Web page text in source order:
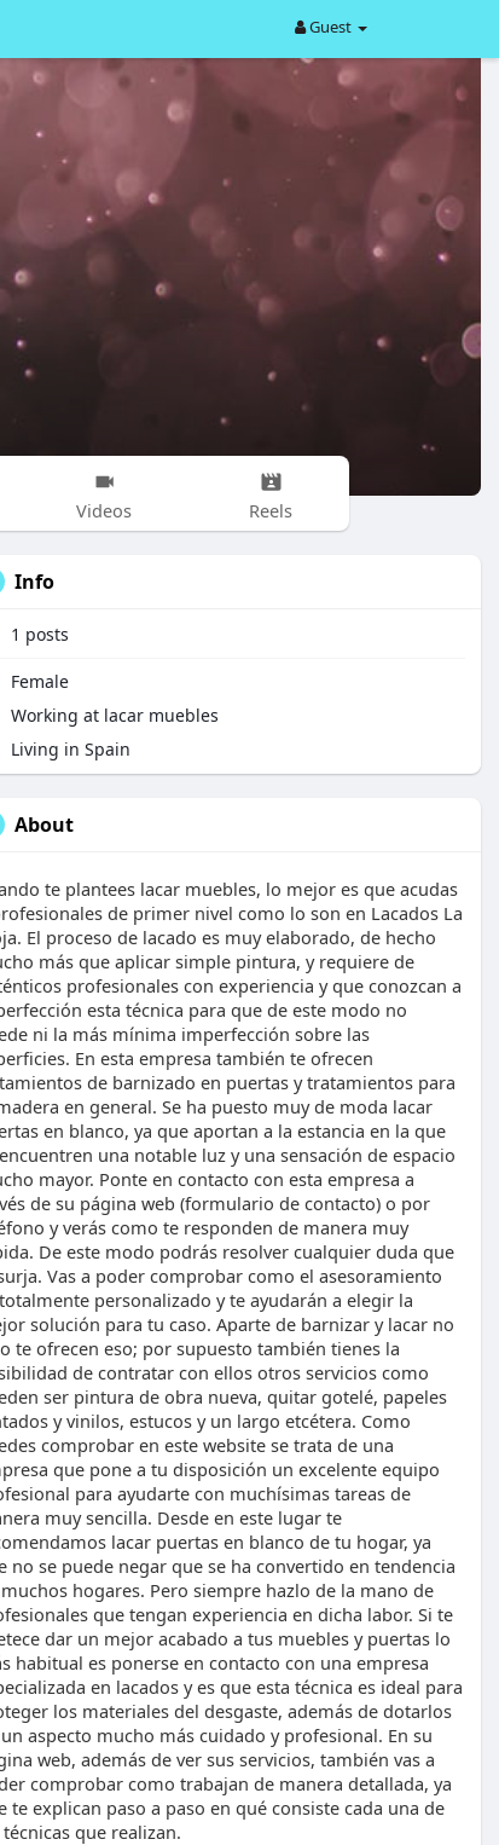
Guest
Videos Reels
Info
1 posts
Female
Working at lacar muebles
Living in Spain
About
te plantees lacar muebles, lo mejor es que acudas
de primer nivel como lo son en Lacados La
El proceso de lacado es muy elaborado, de hecho
más que aplicar simple pintura, y requiere de
profesionales con experiencia y que conozcan a
esta técnica para que de este modo no
ni la más mínima imperfección sobre las
En esta empresa también te ofrecen
de barnizado en puertas y tratamientos para
en general. Se ha puesto muy de moda lacar
en blanco, ya que aportan a la estancia en la que
una notable luz y una sensación de espacio
mayor. Ponte en contacto con esta empresa a
de su página web (formulario de contacto) o por
y verás como te responden de manera muy
De este modo podrás resolver cualquier duda que
Vas a poder comprobar como el asesoramiento
personalizado y te ayudarán a elegir la
solución para tu caso. Aparte de barnizar y lacar no
te ofrecen eso; por supuesto también tienes la
de contratar con ellos otros servicios como
ser pintura de obra nueva, quitar gotelé, papeles
y vinilos, estucos y un largo etcétera. Como
comprobar en este website se trata de una
que pone a tu disposición un excelente equipo
para ayudarte con muchísimas tareas de
muy sencilla. Desde en este lugar te
lacar puertas en blanco de tu hogar, ya
no se puede negar que se ha convertido en tendencia
hogares. Pero siempre hazlo de la mano de
que tengan experiencia en dicha labor. Si te
dar un mejor acabado a tus muebles y puertas lo
habitual es ponerse en contacto con una empresa
en lacados y es que esta técnica es ideal para
los materiales del desgaste, además de dotarlos
aspecto mucho más cuidado y profesional. En su
web, además de ver sus servicios, también vas a
comprobar como trabajan de manera detallada, ya
te explican paso a paso en qué consiste cada una de
técnicas que realizan.